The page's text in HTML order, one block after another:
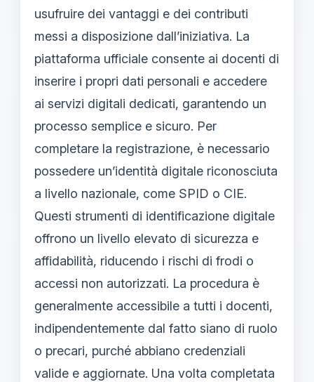
usufruire dei vantaggi e dei contributi
messi a disposizione dall’iniziativa. La
piattaforma ufficiale consente ai docenti di
inserire i propri dati personali e accedere
ai servizi digitali dedicati, garantendo un
processo semplice e sicuro. Per
completare la registrazione, è necessario
possedere un’identità digitale riconosciuta
a livello nazionale, come SPID o CIE.
Questi strumenti di identificazione digitale
offrono un livello elevato di sicurezza e
affidabilità, riducendo i rischi di frodi o
accessi non autorizzati. La procedura è
generalmente accessibile a tutti i docenti,
indipendentemente dal fatto siano di ruolo
o precari, purché abbiano credenziali
valide e aggiornate. Una volta completata